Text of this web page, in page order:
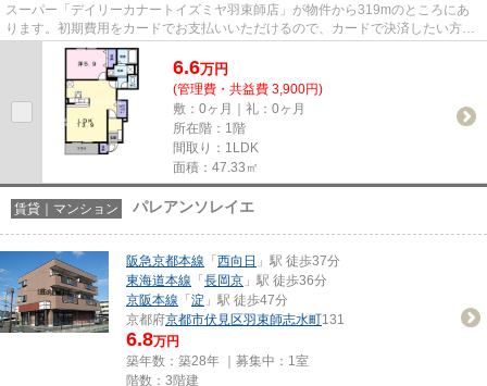
スーパー「デイリーカナートイズミヤ羽束師店」が物件から319mのところにあ
ります。初期費用をカードでお支払いいただけるので、カードで決済したい方に
もおすすめです。賃貸物件です...
6.6万円
(管理費・共益費 3,900円)
敷：0ヶ月｜礼：0ヶ月
所在階：1階
間取り：1LDK
面積：47.33㎡
賃貸｜マンション パレアンソレイエ
阪急京都本線 「 西向日 」駅 徒歩37分
東海道本線 「 長岡京 」駅 徒歩36分
京阪本線 「 淀 」駅 徒歩47分
京都府京都市伏見区羽束師志水町131
6.8万円
築年数：築28年 ｜募集中： 1室
階数：3階建